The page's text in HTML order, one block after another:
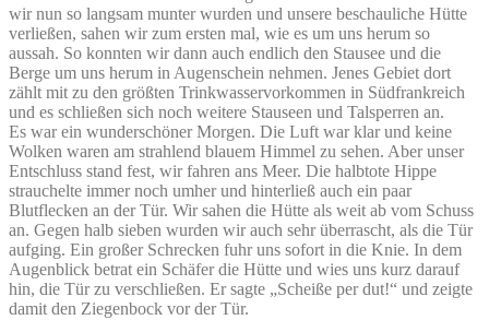
wir nun so langsam munter wurden und unsere beschauliche Hütte
verließen, sahen wir zum ersten mal, wie es um uns herum so
aussah. So konnten wir dann auch endlich den Stausee und die
Berge um uns herum in Augenschein nehmen. Jenes Gebiet dort
zählt mit zu den größten Trinkwasservorkommen in Südfrankreich
und es schließen sich noch weitere Stauseen und Talsperren an.
Es war ein wunderschöner Morgen. Die Luft war klar und keine
Wolken waren am strahlend blauem Himmel zu sehen. Aber unser
Entschluss stand fest, wir fahren ans Meer. Die halbtote Hippe
strauchelte immer noch umher und hinterließ auch ein paar
Blutflecken an der Tür. Wir sahen die Hütte als weit ab vom Schuss
an. Gegen halb sieben wurden wir auch sehr überrascht, als die Tür
aufging. Ein großer Schrecken fuhr uns sofort in die Knie. In dem
Augenblick betrat ein Schäfer die Hütte und wies uns kurz darauf
hin, die Tür zu verschließen. Er sagte „Scheiße per dut!“ und zeigte
damit den Ziegenbock vor der Tür.